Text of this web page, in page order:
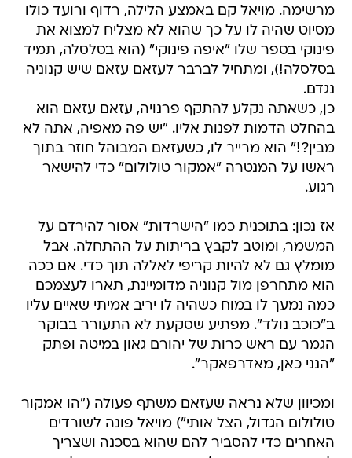
מרשימה. מויאל קם באמצע הלילה, רדוף ורועד כולו
מסיוט שהיה לו על כך שהוא לא מצליח למצוא את
פינוקי בספר שלו "איפה פינוקי" (הוא בסלסלה, תמיד
בסלסלה!), ומתחיל לברבר לעזאם עזאם שיש קנוניה
נגדם.
כן, כשאתה נקלע להתקף פרנויה, עזאם עזאם הוא
בהחלט הדמות לפנות אליו. "יש פה מאפיה, אתה לא
מבין?!" הוא מרייר לו, כשעזאם המבוהל חוזר בתוך
ראשו על המנטרה "אמקור טולולום" כדי להישאר
רגוע.
אז נכון: בתוכנית כמו "הישרדות" אסור להירדם על
המשמר, ומוטב לקבץ בריתות על ההתחלה. אבל
מומלץ גם לא להיות קריפי לאללה תוך כדי. אם ככה
הוא מתחרפן מול קנוניה מדומיינת, תארו לעצמכם
כמה נמעך לו במוח כשהיה לו יריב אמיתי שאיים עליו
ב"כוכב נולד". מפתיע שסקעת לא התעורר בבוקר
הגמר עם ראש כרות של יהורם גאון במיטה ופתק
"הנני כאן, מאדרפאקר".
ומכיוון שלא נראה שעזאם משתף פעולה ("הו אמקור
טולולום הגדול, הצל אותי") מויאל פונה לשורדים
האחרים כדי להסביר להם שהוא בסכנה ושצריך